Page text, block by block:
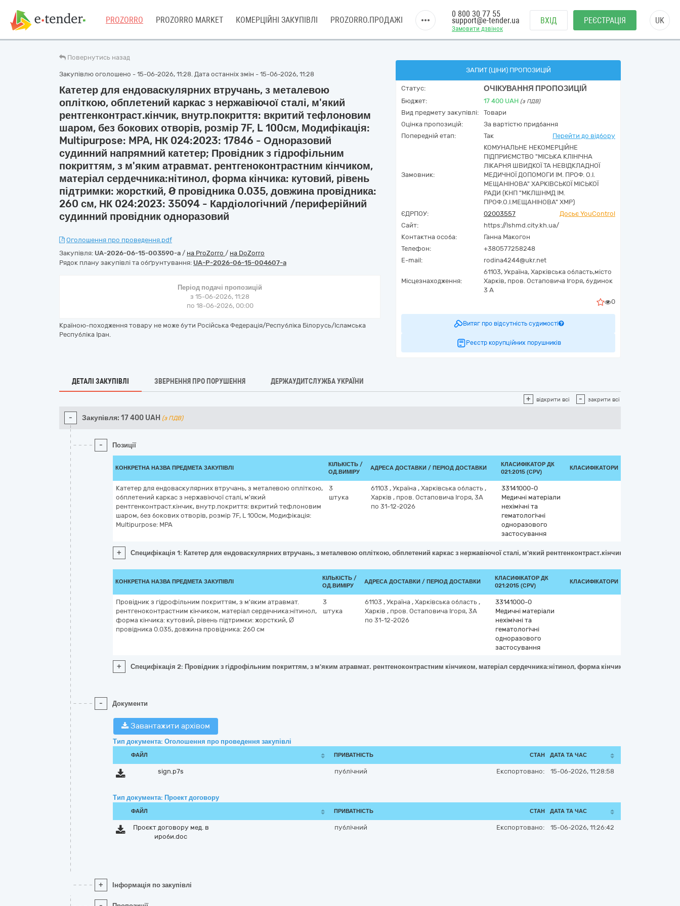
PROZORRO PROZORRO MARKET КОМЕРЦІЙНІ ЗАКУПІВЛІ PROZORRO.ПРОДАЖІ
Замовити дзвінок
0 800 30 77 55
support@e-tender.ua ВХІД РЕЄСТРАЦІЯ UK
Повернутись назад
Закупівлю оголошено - 15-06-2026, 11:28. Дата останніх змін - 15-06-2026, 11:28
Катетер для ендоваскулярних втручань, з металевою
опліткою, обплетений каркас з нержавіючої сталі, м'який
рентгенконтраст.кінчик, внутр.покриття: вкритий тефлоновим
шаром, без бокових отворів, розмір 7F, L 100см, Модифікація:
Multipurpose: MPA, НК 024:2023: 17846 - Одноразовий
судинний напрямний катетер; Провідник з гідрофільним
покриттям, з м'яким атравмат. рентгеноконтрастним кінчиком,
матеріал сердечника:нітинол, форма кінчика: кутовий, рівень
підтримки: жорсткий, Ø провідника 0.035, довжина провідника:
260 см, НК 024:2023: 35094 - Кардіологічний /периферійний
судинний провідник одноразовий
Оголошення про проведення.pdf
Закупівля: UA-2026-06-15-003590-a / на ProZorro / на DoZorro
Рядок плану закупівлі та обґрунтування: UA-P-2026-06-15-004607-a
Період подачі пропозицій
з 15-06-2026, 11:28
по 18-06-2026, 00:00
Країною-походження товару не може бути Російська Федерація/Республіка Білорусь/Ісламська
Республіка Іран.
ЗАПИТ (ЦІНИ) ПРОПОЗИЦІЙ
Статус: ОЧІКУВАННЯ ПРОПОЗИЦІЙ
Бюджет: 17 400 UAH (з ПДВ)
Вид предмету закупівлі:
Товари
Оцінка пропозицій:
За вартістю придбання
Попередній етап:
Так Перейти до відбору
Замовник:
КОМУНАЛЬНЕ НЕКОМЕРЦІЙНЕ
ПІДПРИЄМСТВО "МІСЬКА КЛІНІЧНА
ЛІКАРНЯ ШВИДКОЇ ТА НЕВІДКЛАДНОЇ
МЕДИЧНОЇ ДОПОМОГИ ІМ. ПРОФ. О.І.
МЕЩАНІНОВА" ХАРКІВСЬКОЇ МІСЬКОЇ
РАДИ (КНП "МКЛШНМД ІМ.
ПРОФ.О.І.МЕЩАНІНОВА" ХМР)
ЄДРПОУ:
02003557
Досьє YouControl
Сайт:
https://lshmd.city.kh.ua/
Контактна особа:
Ганна Макогон
Телефон:
+380577258248
E-mail:
rodina4244@ukr.net
Місцезнаходження:
61103, Україна, Харківська область,місто
Харків, пров. Остаповича Ігоря, будинок
3 А
0
Витяг про відсутність судимості
Реєстр корупційних порушників
ДЕТАЛІ ЗАКУПІВЛІ ЗВЕРНЕННЯ ПРО ПОРУШЕННЯ ДЕРЖАУДИТСЛУЖБА УКРАЇНИ
+ відкрити всі - закрити всі
- Закупівля: 17 400 UAH (з ПДВ)
- Позиції
КОНКРЕТНА НАЗВА ПРЕДМЕТА ЗАКУПІВЛІ
КІЛЬКІСТЬ /
ОД.ВИМІРУ
АДРЕСА ДОСТАВКИ / ПЕРІОД ДОСТАВКИ
КЛАСИФІКАТОР ДК
021:2015 (CPV)
КЛАСИФІКАТОРИ
Катетер для ендоваскулярних втручань, з металевою опліткою,
обплетений каркас з нержавіючої сталі, м'який
рентгенконтраст.кінчик, внутр.покриття: вкритий тефлоновим
шаром, без бокових отворів, розмір 7F, L 100см, Модифікація:
Multipurpose: MPA
3
штука
61103 , Україна , Харківська область ,
Харків , пров. Остаповича Ігоря, 3А
по 31-12-2026
33141000-0
Медичні матеріали
нехімічні та
гематологічні
одноразового
застосування
+ Специфікація 1: Катетер для ендоваскулярних втручань, з металевою опліткою, обплетений каркас з нержавіючої сталі, м'який рентгенконтраст.кінчик,
КОНКРЕТНА НАЗВА ПРЕДМЕТА ЗАКУПІВЛІ
КІЛЬКІСТЬ /
ОД.ВИМІРУ
АДРЕСА ДОСТАВКИ / ПЕРІОД ДОСТАВКИ
КЛАСИФІКАТОР ДК
021:2015 (CPV)
КЛАСИФІКАТОРИ
Провідник з гідрофільним покриттям, з м'яким атравмат.
рентгеноконтрастним кінчиком, матеріал сердечника:нітинол,
форма кінчика: кутовий, рівень підтримки: жорсткий, Ø
провідника 0.035, довжина провідника: 260 см
3
штука
61103 , Україна , Харківська область ,
Харків , пров. Остаповича Ігоря, 3А
по 31-12-2026
33141000-0
Медичні матеріали
нехімічні та
гематологічні
одноразового
застосування
+ Специфікація 2: Провідник з гідрофільним покриттям, з м'яким атравмат. рентгеноконтрастним кінчиком, матеріал сердечника:нітинол, форма кінчика: кутовий,
- Документи
Завантажити архівом
Тип документа: Оголошення про проведення закупівлі
ФАЙЛ ПРИВАТНІСТЬ СТАН ДАТА ТА ЧАС
sign.p7s публічний Експортовано: 15-06-2026, 11:28:58
Тип документа: Проект договору
ФАЙЛ ПРИВАТНІСТЬ СТАН ДАТА ТА ЧАС
Проєкт договору мед. в
ироби.doc
публічний Експортовано: 15-06-2026, 11:26:42
+ Інформація по закупівлі